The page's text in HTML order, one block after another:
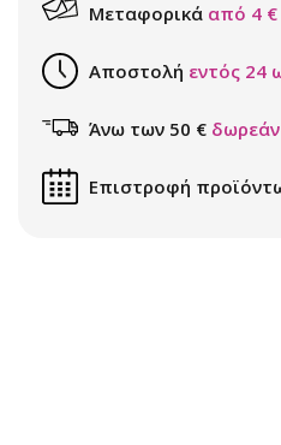
Μεταφορικά από 4 €
Αποστολή εντός 24
Άνω των 50 €
Επιστροφή